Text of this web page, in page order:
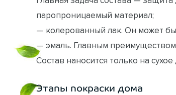
паропроницаемый материал;
— колерованный лак. Он может
— эмаль. Главным
Состав наносится только на
Этапы покраски дома